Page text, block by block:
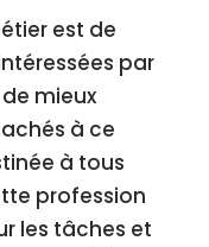
est de
par
mieux
à ce
à tous
profession
les tâches et